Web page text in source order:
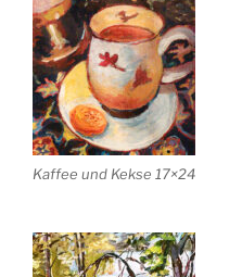
Kaffee und Kekse 17×24